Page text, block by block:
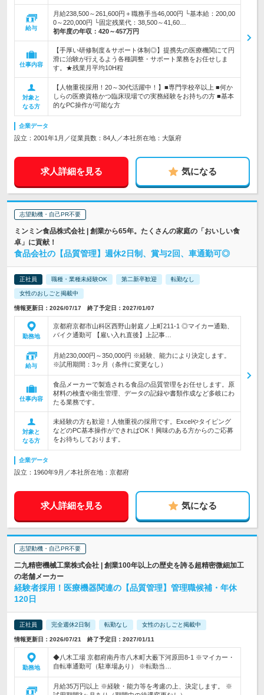
給与
月給238,500～261,600円＋職務手当46,000円 └基本給：200,00
0～220,000円 └固定残業代：38,500～41,60…
初年度の年収： 420～457万円
仕事内容
【手厚い研修制度＆サポート体制◎】提携先の医療機関にて円
滑に治験が行えるよう各種調整・サポート業務をお任せしま
す。★残業月平均10H程
対象と
なる方
【人物重視採用！20～30代活躍中！】■専門学校卒以上 ■何か
しらの医療資格かつ臨床現場での実務経験をお持ちの方 ■基本
的なPC操作が可能な方
企業データ
設立：2001年1月／従業員数：84人／本社所在地：大阪府
求人詳細を見る 気になる
志望動機・自己PR不要
ミンミン食品株式会社 | 創業から65年。たくさんの家庭の「おいしい食
卓」に貢献！
食品会社の【品質管理】週休2日制、賞与2回、車通勤可◎
正社員 職種・業種未経験OK 第二新卒歓迎 転勤なし
女性のおしごと掲載中
情報更新日：2026/07/17 終了予定日：2027/01/07
勤務地
京都府京都市山科区西野山射庭ノ上町211-1 ◎マイカー通勤、
バイク通勤可 【雇い入れ直後】上記事…
給与
月給230,000円～350,000円 ※経験、能力により決定します。
※試用期間：3ヶ月（条件に変更なし）
仕事内容
食品メーカーで製造される食品の品質管理をお任せします。原
材料の検査や衛生管理、データの記録や書類作成など多岐にわ
たる業務です。
対象と
なる方
未経験の方も歓迎！人物重視の採用です。Excelやタイピング
などのPC基本操作ができればOK！興味のある方からのご応募
をお待ちしております。
企業データ
設立：1960年9月／本社所在地：京都府
求人詳細を見る 気になる
志望動機・自己PR不要
二九精密機械工業株式会社 | 創業100年以上の歴史を誇る超精密微細加工
の老舗メーカー
経験者採用！医療機器関連の【品質管理】管理職候補・年休
120日
正社員 完全週休2日制 転勤なし 女性のおしごと掲載中
情報更新日：2026/07/21 終了予定日：2027/01/11
勤務地
◆八木工場 京都府南丹市八木町大薮下河原田8-1 ※マイカー・
自転車通勤可（駐車場あり） ※転勤当…
月給35万円以上 ※経験・能力等を考慮の上、決定します。 ※